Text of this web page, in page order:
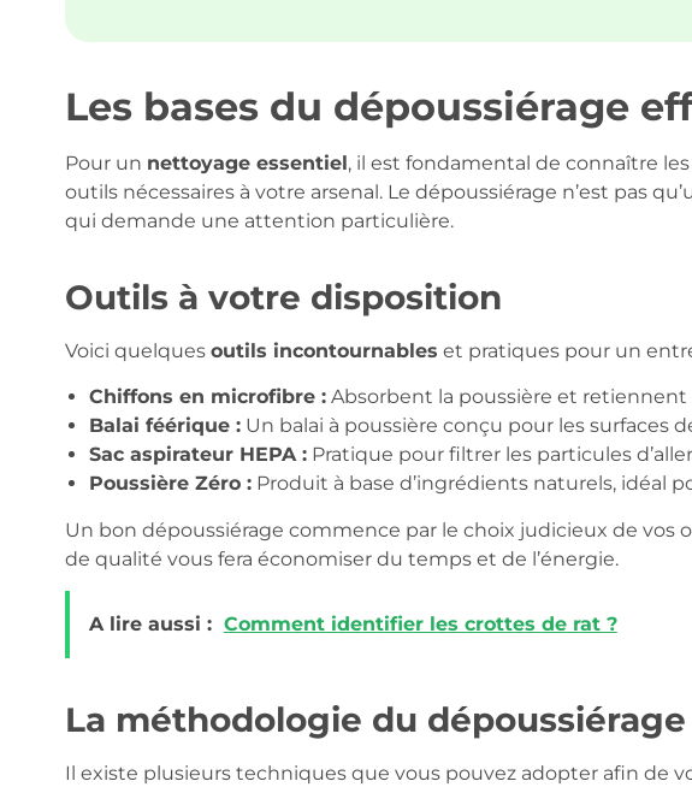
Les bases du dépoussiérage
Pour un nettoyage essentiel, il est fondamental de connaître
outils nécessaires à votre arsenal. Le dépoussiérage n’est pas
qui demande une attention particulière.
Outils à votre disposition
Voici quelques outils incontournables et pratiques pour un
Chiffons en microfibre :Absorbent la poussière et retiennent
Balai féérique :Un balai à poussière conçu pour les surfaces
Sac aspirateur HEPA :Pratique pour filtrer les particules
Poussière Zéro :Produit à base d’ingrédients naturels, idéal
Un bon dépoussiérage commence par le choix judicieux de vos
de qualité vous fera économiser du temps et de l’énergie.
A lire aussi : Comment identifier les crottes de rat ?
La méthodologie du dépoussiérage
Il existe plusieurs techniques que vous pouvez adopter afin de